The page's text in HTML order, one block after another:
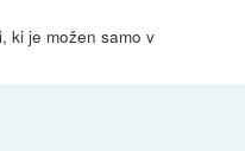
ki je možen samo v